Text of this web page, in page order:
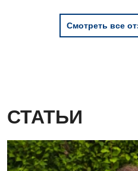
Смотреть все
СТАТЬИ